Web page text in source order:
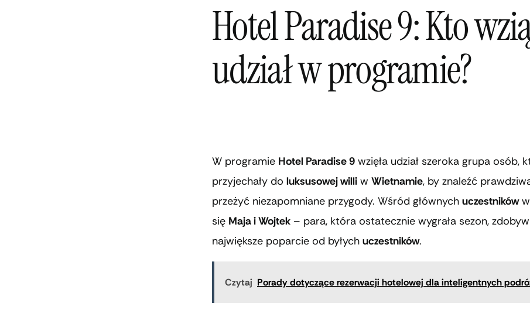
Hotel Paradise 9: Kto
udział w programie?
W programie Hotel Paradise 9 wzięła udział szeroka grupa osób,
przyjechały do luksusowej willi w Wietnamie, by znaleźć
przeżyć niezapomniane przygody. Wśród głównych uczestników
się Maja i Wojtek – para, która ostatecznie wygrała sezon,
największe poparcie od byłych uczestników.
Czytaj Porady dotyczące rezerwacji hotelowej dla inteligentnych